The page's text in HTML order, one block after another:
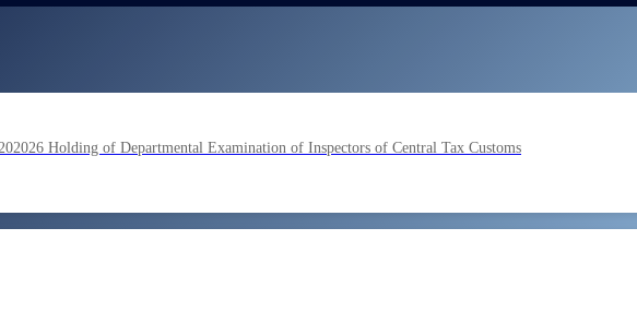
Holding of Departmental Examination of Inspectors of Central Tax Customs